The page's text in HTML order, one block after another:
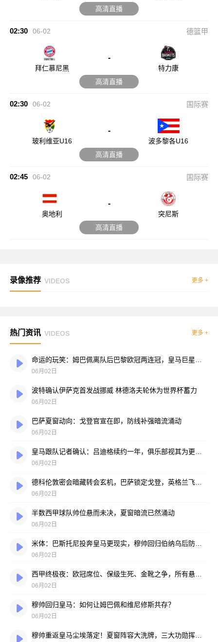
高清直播
02:30 06-02 德篮甲
拜仁慕尼黑
-
特力康
高清直播
02:30 06-02 国际赛
玻利维亚U16
-
波多黎各U16
高清直播
02:45 06-02 国际赛
奥地利
-
突尼斯
高清直播
录像推荐 VIDEOS 更多 +
热门资讯 VIDEOS 更多 +
06月02日
波特确认伊萨克首发战挪威 林德洛夫轮休为世界杯蓄力
06月02日
巴萨夏窗动向：戈登官宣在即，防线补强暗流涌动
06月02日
06月02日
06月02日
半数西甲球队帅位悬而未决，夏窗暗流已然涌动
06月02日
06月02日
06月02日
穆帅回归皇马：如何让姆巴佩和维尼修斯共存？
06月02日